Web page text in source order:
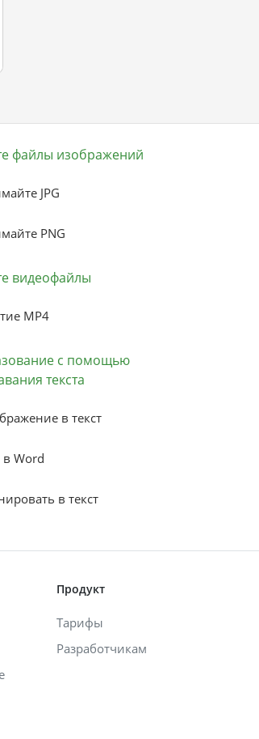
файлы изображений
JPG
PNG
видеофайлы
MP4
с помощью
текста
в текст
в Word
в текст
Продукт
Тарифы
Разработчикам